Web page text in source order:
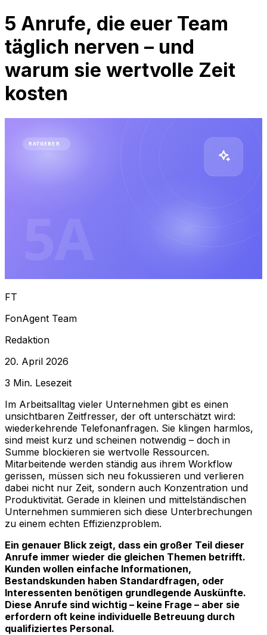
5 Anrufe, die euer Team
täglich nerven – und
warum sie wertvolle Zeit
kosten
5A
RATGEBER
FT
FonAgent Team
Redaktion
20. April 2026
3 Min. Lesezeit
Im Arbeitsalltag vieler Unternehmen gibt es einen
unsichtbaren Zeitfresser, der oft unterschätzt wird:
wiederkehrende Telefonanfragen. Sie klingen harmlos,
sind meist kurz und scheinen notwendig – doch in
Summe blockieren sie wertvolle Ressourcen.
Mitarbeitende werden ständig aus ihrem Workflow
gerissen, müssen sich neu fokussieren und verlieren
dabei nicht nur Zeit, sondern auch Konzentration und
Produktivität. Gerade in kleinen und mittelständischen
Unternehmen summieren sich diese Unterbrechungen
zu einem echten Effizienzproblem.
Ein genauer Blick zeigt, dass ein großer Teil dieser
Anrufe immer wieder die gleichen Themen betrifft.
Kunden wollen einfache Informationen,
Bestandskunden haben Standardfragen, oder
Interessenten benötigen grundlegende Auskünfte.
Diese Anrufe sind wichtig – keine Frage – aber sie
erfordern oft keine individuelle Betreuung durch
qualifiziertes Personal.